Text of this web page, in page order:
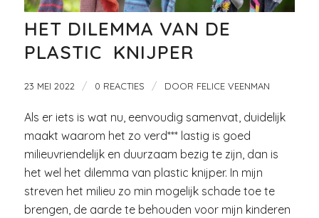
HET DILEMMA VAN DE
PLASTIC KNIJPER
23 MEI 2022 / 0 REACTIES / DOOR FELICE VEENMAN
Als er iets is wat nu, eenvoudig samenvat, duidelijk
maakt waarom het zo verd*** lastig is goed
milieuvriendelijk en duurzaam bezig te zijn, dan is
het wel het dilemma van plastic knijper. In mijn
streven het milieu zo min mogelijk schade toe te
brengen, de aarde te behouden voor mijn kinderen